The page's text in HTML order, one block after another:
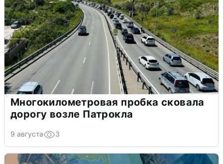
Многокилометровая пробка сковала
дорогу возле Патрокла
9 августа 3